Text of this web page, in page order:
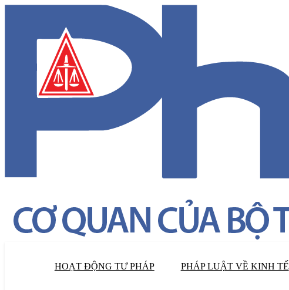
HOẠT ĐỘNG TƯ PHÁP PHÁP LUẬT VỀ KINH TẾ